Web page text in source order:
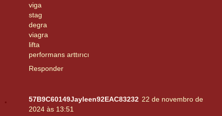
viga
stag
degra
viagra
lifta
performans arttırıcı
Responder
57B9C60149Jayleen92EAC83232 22 de novembro de
2024 às 13:51